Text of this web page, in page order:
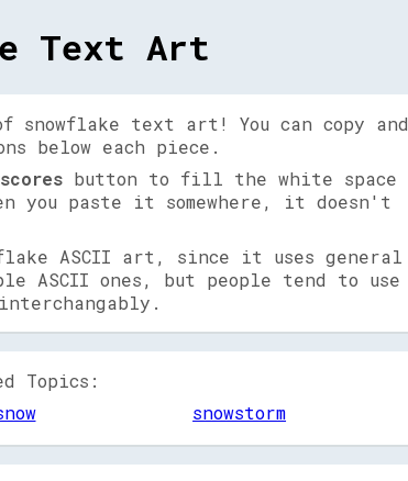
Text Art
text art! You can copy and
below each piece.
button to fill the white space
you paste it somewhere, it doesn't
ASCII art, since it uses general
ASCII ones, but people tend to use
Topics:
snowstorm